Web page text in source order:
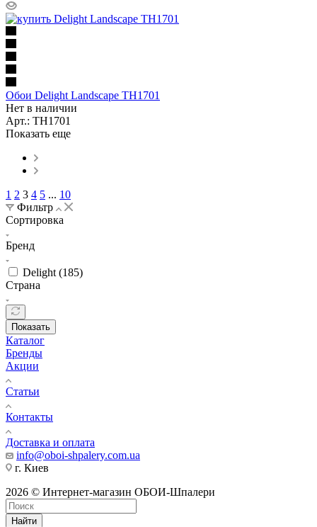
Обои Delight Landscape TH1701
Нет в наличии
Арт.: TH1701
Показать еще
1 2 3 4 5 ... 10
Фильтр
Сортировка
Бренд
Delight (185)
Страна
Показать
Каталог
Бренды
Акции
Статьи
Контакты
Доставка и оплата
info@oboi-shpalery.com.ua
г. Киев
2026 © Интернет-магазин ОБОИ-Шпалери
Найти